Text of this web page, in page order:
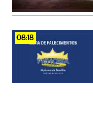
08:18